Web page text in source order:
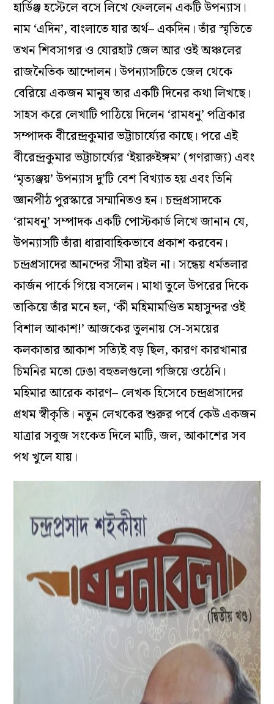
হার্ডিঞ্জ হস্টেলে বসে লিখে ফেললেন একটি উপন্যাস।
নাম ‘এদিন’, বাংলাতে যার অর্থ– একদিন। তাঁর স্মৃতিতে
তখন শিবসাগর ও যোরহাট জেল আর ওই অঞ্চলের
রাজনৈতিক আন্দোলন। উপন্যাসটিতে জেল থেকে
বেরিয়ে একজন মানুষ তার একটি দিনের কথা লিখছে।
সাহস করে লেখাটি পাঠিয়ে দিলেন ‘রামধনু’ পত্রিকার
সম্পাদক বীরেন্দ্রকুমার ভট্টাচার্য‍্যের কাছে। পরে এই
বীরেন্দ্রকুমার ভট্টাচার্য‍্যের ‘ইয়ারুইঙ্গম’ (গণরাজ‍্য) এবং
‘মৃত‍্যঞ্জয়’ উপন্যাস দু’টি বেশ বিখ্যাত হয় এবং তিনি
জ্ঞানপীঠ পুরস্কারে সম্মানিতও হন। চন্দ্রপ্রসাদকে
‘রামধনু’ সম্পাদক একটি পোস্টকার্ড লিখে জানান যে,
উপন্যাসটি তাঁরা ধারাবাহিকভাবে প্রকাশ করবেন।
চন্দ্রপ্রসাদের আনন্দের সীমা রইল না। সন্ধেয় ধর্মতলার
কার্জন পার্কে গিয়ে বসলেন। মাথা তুলে উপরের দিকে
তাকিয়ে তাঁর মনে হল, ‘কী মহিমামণ্ডিত মহাসুন্দর ওই
বিশাল আকাশ!’ আজকের তুলনায় সে-সময়ের
কলকাতার আকাশ সত্যিই বড় ছিল, কারণ কারখানার
চিমনির মতো ঢেঙা বহুতলগুলো গজিয়ে ওঠেনি।
মহিমার আরেক কারণ– লেখক হিসেবে চন্দ্রপ্রসাদের
প্রথম স্বীকৃতি। নতুন লেখকের শুরুর পর্বে কেউ একজন
যাত্রার সবুজ সংকেত দিলে মাটি, জল, আকাশের সব
পথ খুলে যায়।